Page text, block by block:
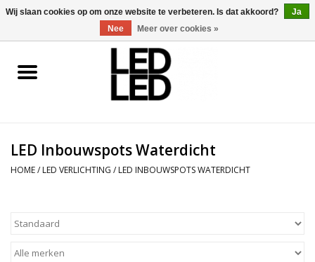
0 Artikelen - €0,00
Home
LED Accessoires
Projecten
LED Inbouwspots Waterdicht
HOME/ LED VERLICHTING / LED INBOUWSPOTS WATERDICHT
Wij slaan cookies op om onze website te verbeteren. Is dat akkoord?
Ja
Nee
Meer over cookies »